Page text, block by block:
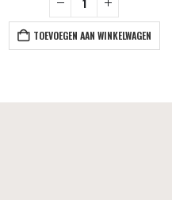
TOEVOEGEN AAN WINKELWAGEN